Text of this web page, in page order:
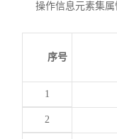
操作信息元素集
序号
1
2